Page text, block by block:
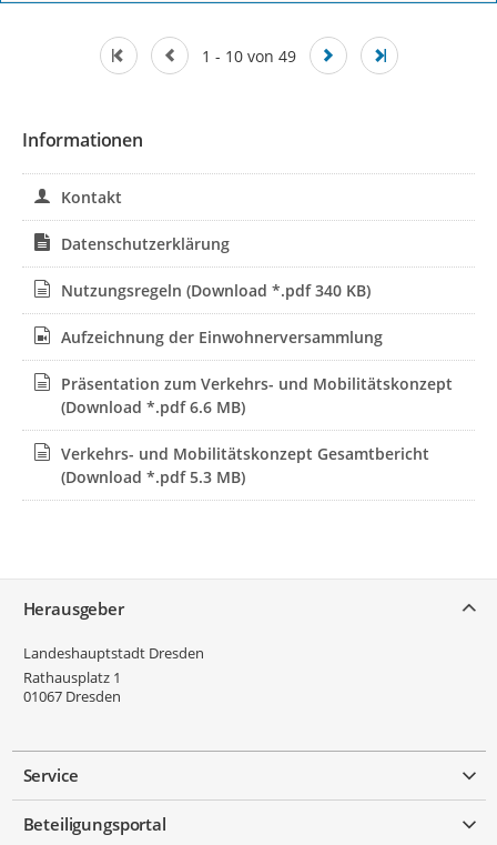
1 - 10 von 49
Informationen
Kontakt
Datenschutzerklärung
Nutzungsregeln (Download *.pdf 340 KB)
Aufzeichnung der Einwohnerversammlung
Präsentation zum Verkehrs- und Mobilitätskonzept
(Download *.pdf 6.6 MB)
Verkehrs- und Mobilitätskonzept Gesamtbericht
(Download *.pdf 5.3 MB)
Herausgeber
Landeshauptstadt Dresden
Rathausplatz 1
01067 Dresden
Service
Beteiligungsportal